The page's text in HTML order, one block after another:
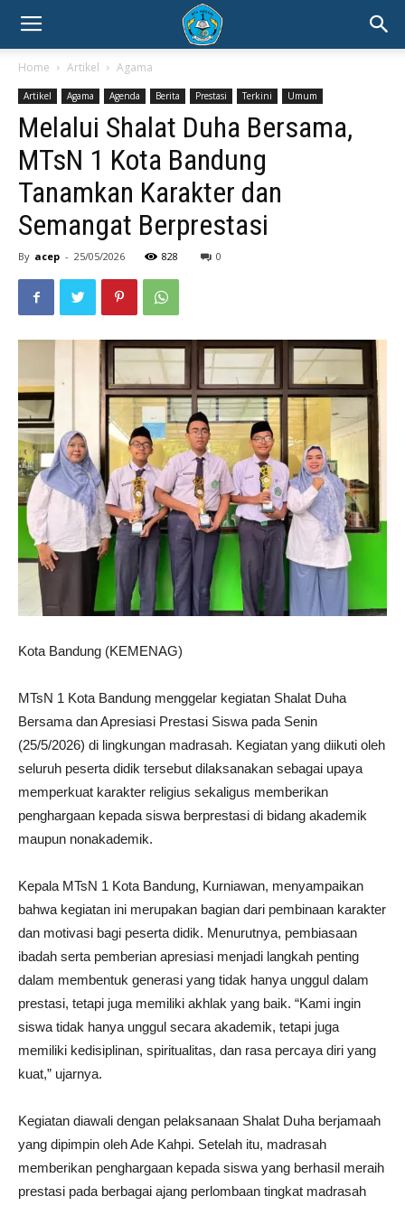
Home Artikel Agama
Artikel Agama Agenda Berita Prestasi Terkini Umum
Melalui Shalat Duha Bersama,
MTsN 1 Kota Bandung
Tanamkan Karakter dan
Semangat Berprestasi
By acep - 25/05/2026 828 0
Kota Bandung (KEMENAG)
MTsN 1 Kota Bandung menggelar kegiatan Shalat Duha
Bersama dan Apresiasi Prestasi Siswa pada Senin
(25/5/2026) di lingkungan madrasah. Kegiatan yang diikuti oleh
seluruh peserta didik tersebut dilaksanakan sebagai upaya
memperkuat karakter religius sekaligus memberikan
penghargaan kepada siswa berprestasi di bidang akademik
maupun nonakademik.
Kepala MTsN 1 Kota Bandung, Kurniawan, menyampaikan
bahwa kegiatan ini merupakan bagian dari pembinaan karakter
dan motivasi bagi peserta didik. Menurutnya, pembiasaan
ibadah serta pemberian apresiasi menjadi langkah penting
dalam membentuk generasi yang tidak hanya unggul dalam
prestasi, tetapi juga memiliki akhlak yang baik. “Kami ingin
siswa tidak hanya unggul secara akademik, tetapi juga
memiliki kedisiplinan, spiritualitas, dan rasa percaya diri yang
kuat,” ujarnya.
Kegiatan diawali dengan pelaksanaan Shalat Duha berjamaah
yang dipimpin oleh Ade Kahpi. Setelah itu, madrasah
memberikan penghargaan kepada siswa yang berhasil meraih
prestasi pada berbagai ajang perlombaan tingkat madrasah